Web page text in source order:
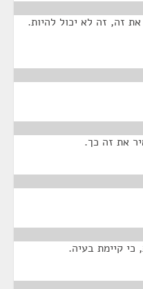
את זה, זה לא יכול להיות.
את זה כך.
כי קיימת בעיה.